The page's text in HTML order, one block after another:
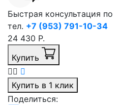
Быстрая консультация по
тел. +7 (953) 791-10-34
24 430 Р.
Купить
Купить в 1 клик
Поделиться: